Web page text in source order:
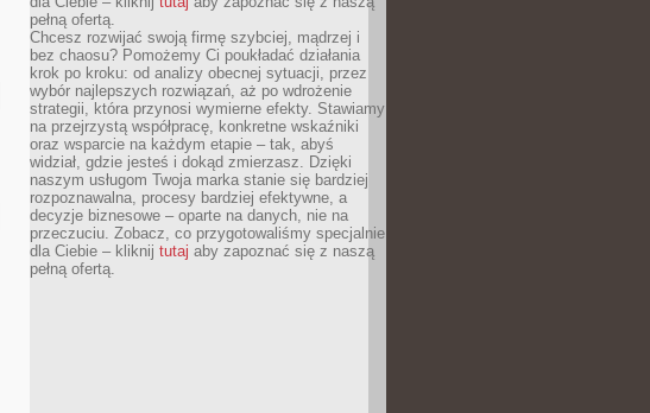
pełną ofertą.
Chcesz rozwijać swoją firmę szybciej, mądrzej i
bez chaosu? Pomożemy Ci poukładać działania
krok po kroku: od analizy obecnej sytuacji, przez
wybór najlepszych rozwiązań, aż po wdrożenie
strategii, która przynosi wymierne efekty. Stawiamy
na przejrzystą współpracę, konkretne wskaźniki
oraz wsparcie na każdym etapie – tak, abyś
widział, gdzie jesteś i dokąd zmierzasz. Dzięki
naszym usługom Twoja marka stanie się bardziej
rozpoznawalna, procesy bardziej efektywne, a
decyzje biznesowe – oparte na danych, nie na
przeczuciu. Zobacz, co przygotowaliśmy specjalnie
dla Ciebie – kliknij tutaj aby zapoznać się z naszą
pełną ofertą.